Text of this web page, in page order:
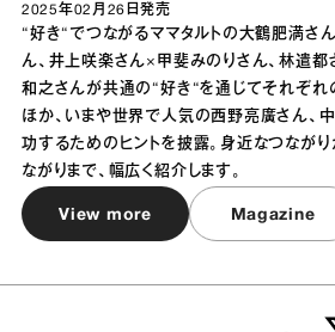
2025年02月26日 発売
“好き“でつながるママタルトの大鶴肥満さ
ん、井上咲楽さん×甲斐みのりさん、林遣
和之さんが共通の“好き“を通じてそれぞれ
ほか、いまや世界で人気の西野亮廣さん、
功するためのヒントを披露。身近なつなが
ながりまで、幅広く紹介します。
View more Magazine